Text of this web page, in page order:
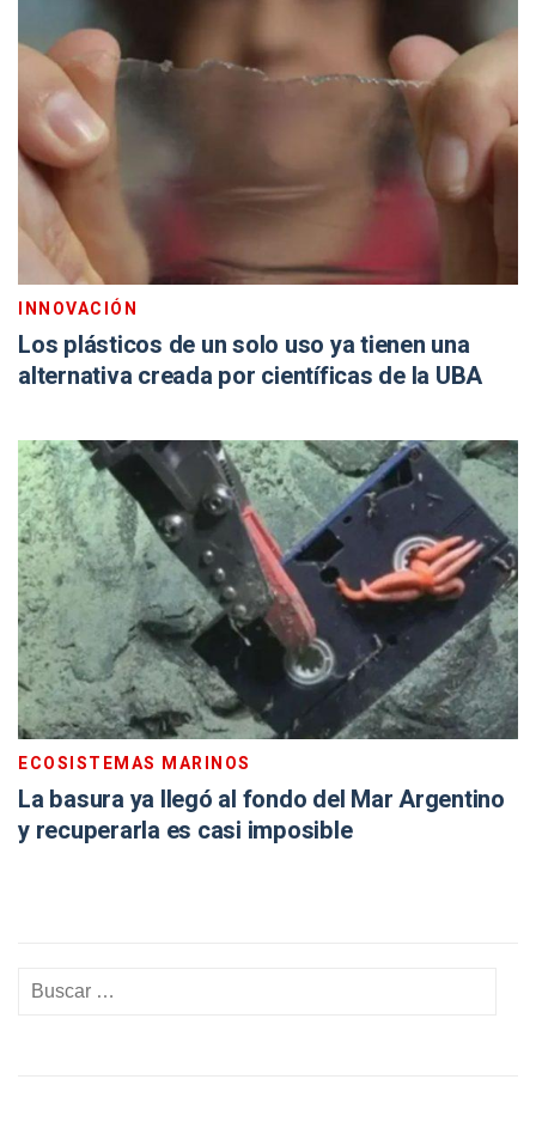
INNOVACIÓN
Los plásticos de un solo uso ya tienen una
alternativa creada por científicas de la UBA
ECOSISTEMAS MARINOS
La basura ya llegó al fondo del Mar Argentino
y recuperarla es casi imposible